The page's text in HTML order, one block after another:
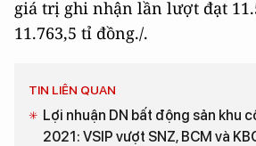
giá trị ghi nhận lần lượt đạt
11.763,5 tỉ đồng./.
TIN LIÊN QUAN
Lợi nhuận DN bất động sản khu
2021: VSIP vượt SNZ, BCM và